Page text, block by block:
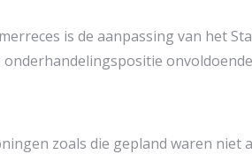
is de aanpassing van het
zoals die gepland waren niet